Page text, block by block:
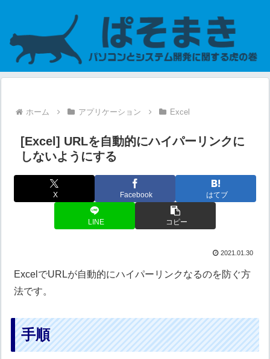
ホーム アプリケーション Excel
[Excel] URLを自動的にハイパーリンクに
しないようにする
X Facebook はてブ
LINE コピー
2021.01.30
ExcelでURLが自動的にハイパーリンクなるのを防ぐ方
法です。
手順